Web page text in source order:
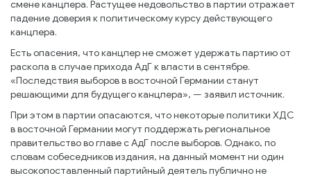
смене канцлера. Растущее недовольство в партии отражает
падение доверия к политическому курсу действующего
канцлера.
Есть опасения, что канцлер не сможет удержать партию от
раскола в случае прихода АдГ к власти в сентябре.
«Последствия выборов в восточной Германии станут
решающими для будущего канцлера», — заявил источник.
При этом в партии опасаются, что некоторые политики ХДС
в восточной Германии могут поддержать региональное
правительство во главе с АдГ после выборов. Однако, по
словам собеседников издания, на данный момент ни один
высокопоставленный партийный деятель публично не